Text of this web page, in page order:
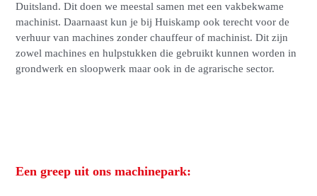
Duitsland. Dit doen we meestal samen met een vakbekwame
machinist. Daarnaast kun je bij Huiskamp ook terecht voor de
verhuur van machines zonder chauffeur of machinist. Dit zijn
zowel machines en hulpstukken die gebruikt kunnen worden in
grondwerk en sloopwerk maar ook in de agrarische sector.
Een greep uit ons machinepark: